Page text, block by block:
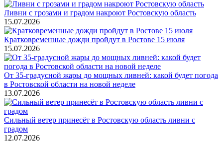
Ливни с грозами и градом накроют Ростовскую область
15.07.2026
Кратковременные дожди пройдут в Ростове 15 июля
15.07.2026
От 35-градусной жары до мощных ливней: какой будет погода
в Ростовской области на новой неделе
13.07.2026
Сильный ветер принесёт в Ростовскую область ливни с
градом
12.07.2026